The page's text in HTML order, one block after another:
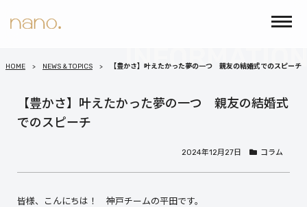
HOME NEWS & TOPICS 【豊かさ】叶えたかった夢の一つ 親友の結婚式でのスピーチ
【豊かさ】叶えたかった夢の一つ 親友の結婚式
でのスピーチ
2024年12月27日 コラム
皆様、こんにちは！ 神戸チームの平田です。